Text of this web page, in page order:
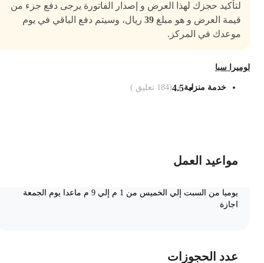
لتأكيد حجزك لهذا العرض و إصدار الفاتورة يرجى دفع جزء من
قيمة العرض و هو مبلغ39ريال، وسيتم دفع الباقي في يوم
موعدك في المركز.
سبا
خدمة منزلية4.5
(
184تعليق )
مواعيد العمل
يوميا من السبت إلي الخميس من 1 م إلي 9 م ماعدا يوم الجمعة
عدد الحجوزات